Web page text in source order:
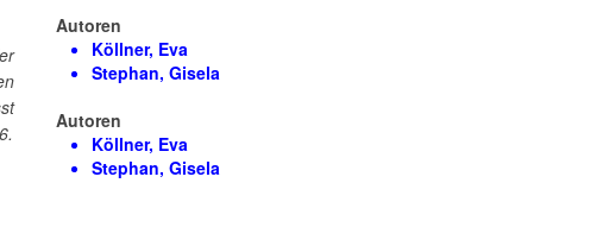
Autoren
Köllner, Eva
Stephan, Gisela
Autoren
Köllner, Eva
Stephan, Gisela